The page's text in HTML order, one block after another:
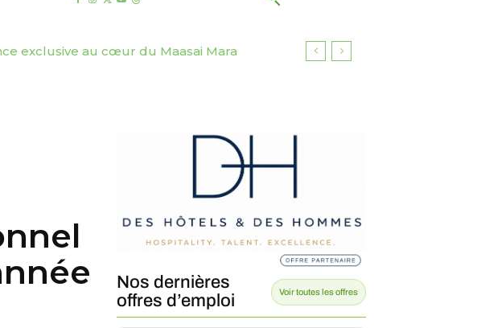
exclusive au cœur du Maasai Mara
du Langham, Gold Coast
Nos dernières
offres d’emploi
Voir toutes les offres